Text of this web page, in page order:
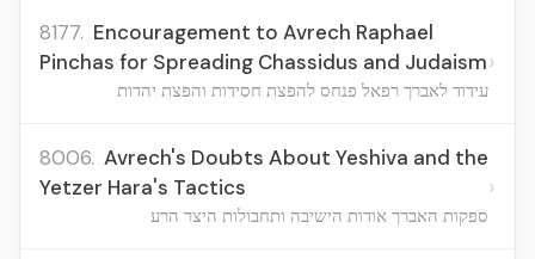
8177. Encouragement to Avrech Raphael
Pinchas for Spreading Chassidus and Judaism
עידוד לאברך רפאל פנחס להפצת חסידות והפצת יהדות
›
8006. Avrech's Doubts About Yeshiva and the
Yetzer Hara's Tactics
ספקות האברך אודות הישיבה ותחבולות היצר הרע
›